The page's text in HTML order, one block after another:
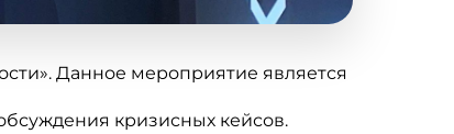
Данное мероприятие является
кризисных кейсов.